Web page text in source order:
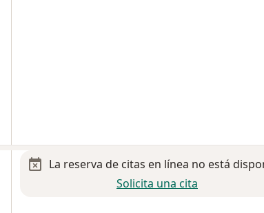
La reserva de citas en línea no está
Solicita una cita